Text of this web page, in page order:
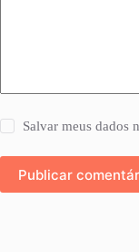
Salvar meus dados
Publicar